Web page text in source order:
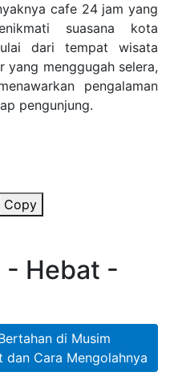
cafe 24 jam yang
suasana kota
dari tempat wisata
yang menggugah selera,
pengalaman
pengunjung.
Copy
- Hebat -
di Musim
dan Cara Mengolahnya